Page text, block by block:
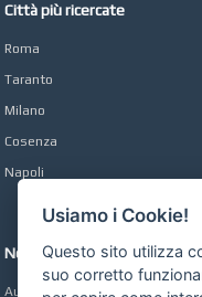
Città più ricercate
Roma
Taranto
Milano
Cosenza
Napoli
Network
Automobili Online
Usiamo i Cookie!
Questo sito utilizza
suo corretto